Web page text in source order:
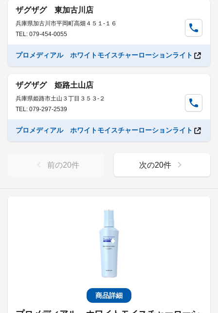
商品詳細
ザグザグ 東加古川店
兵庫県加古川市平岡町高畑４５１-１６
TEL: 079-454-0055
プロメディアル ホワイトモイスチャーローションライト
ザグザグ 姫路土山店
兵庫県姫路市土山３丁目３５３-２
TEL: 079-297-2539
プロメディアル ホワイトモイスチャーローションライト
前の20件 次の20件